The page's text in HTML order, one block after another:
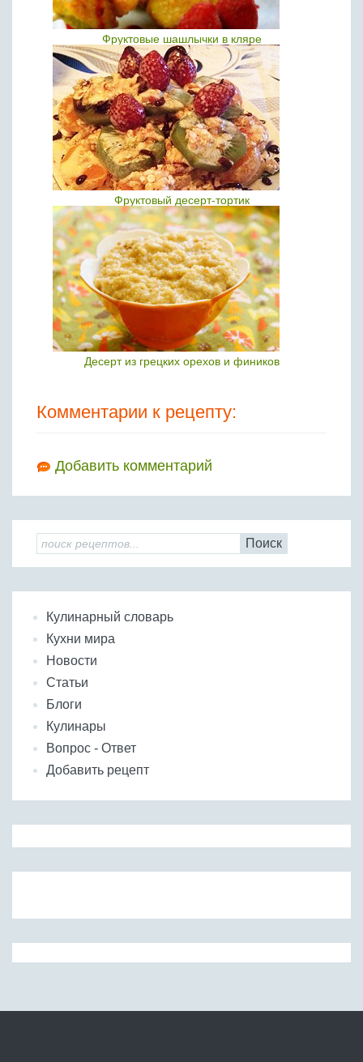
Фруктовые шашлычки в кляре
Фруктовый десерт-тортик
Десерт из грецких орехов и фиников
Комментарии к рецепту:
Добавить комментарий
Поиск
Кулинарный словарь
Кухни мира
Новости
Статьи
Блоги
Кулинары
Вопрос - Ответ
Добавить рецепт